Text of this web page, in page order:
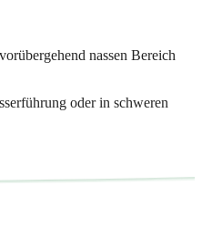
nassen Bereich
oder in schweren